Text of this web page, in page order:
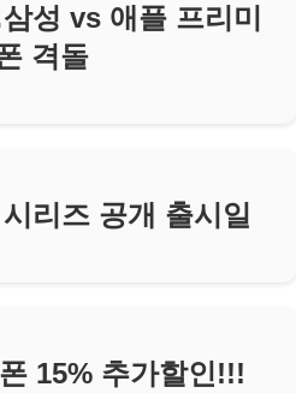
성 vs 애플 프리미
격돌
리즈 공개 출시일
15% 추가할인!!!